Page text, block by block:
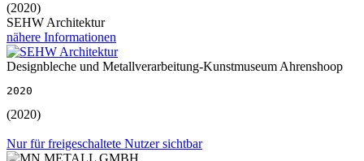
(2020)
SEHW Architektur
nähere Informationen
Designbleche und Metallverarbeitung-Kunstmuseum Ahrenshoop
2020
(2020)
Nur für freigeschaltete Nutzer sichtbar